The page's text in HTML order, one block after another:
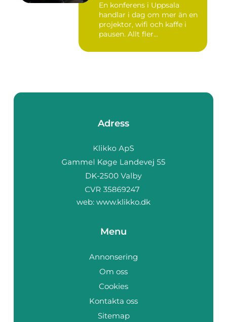
En konferens i Uppsala
handlar i dag om mer än en
projektor, wifi och kaffe i
pausen. Allt fler...
Adress
web: www.klikko.dk
Menu
Annonsering
Om oss
Cookies
Kontakta oss
Sitemap